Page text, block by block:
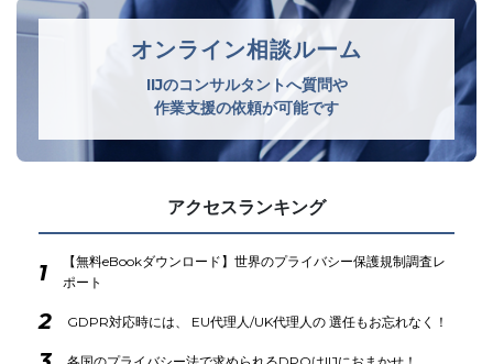
オンライン相談ルーム
IIJのコンサルタントへ質問や
作業支援の依頼が可能です
アクセスランキング
1
【無料eBookダウンロード】世界のプライバシー保護規制調査レ
ポート
2 GDPR対応時には、 EU代理人/UK代理人の 選任もお忘れなく！